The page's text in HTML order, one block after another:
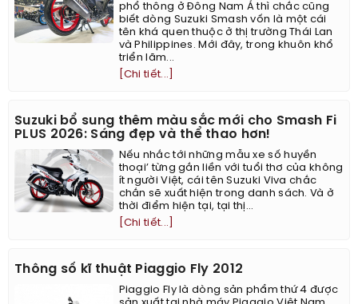
phổ thông ở Đông Nam Á thì chắc cũng
biết dòng Suzuki Smash vốn là một cái
tên khá quen thuộc ở thị trường Thái Lan
và Philippines. Mới đây, trong khuôn khổ
triển lãm...
[Chi tiết...]
Suzuki bổ sung thêm màu sắc mới cho Smash Fi
PLUS 2026: Sáng đẹp và thể thao hơn!
Nếu nhắc tới những mẫu xe số huyền
thoại’ từng gắn liền với tuổi thơ của không
ít người Việt, cái tên Suzuki Viva chắc
chắn sẽ xuất hiện trong danh sách. Và ở
thời điểm hiện tại, tại thị...
[Chi tiết...]
Thông số kĩ thuật Piaggio Fly 2012
Piaggio Fly là dòng sản phẩm thứ 4 được